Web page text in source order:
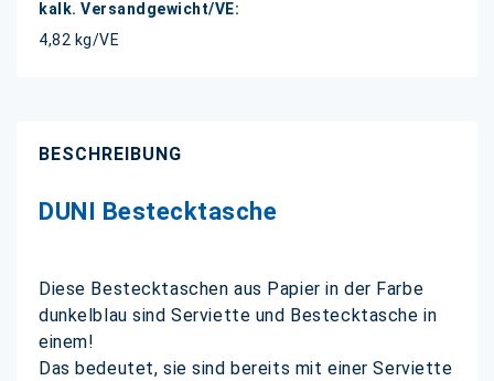
4,82 kg/VE
BESCHREIBUNG
DUNI Bestecktasche
Diese Bestecktaschen aus Papier in der Farbe
dunkelblau sind Serviette und Bestecktasche in
einem!
Das bedeutet, sie sind bereits mit einer Serviette